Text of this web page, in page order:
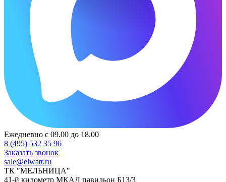
Ежедневно с 09.00 до 18.00
8 (495) 532 35 96
Заказать звонок
sale@elwatt.ru
ТК "МЕЛЬНИЦА"
41-й километр МКАД павильон Б13/3